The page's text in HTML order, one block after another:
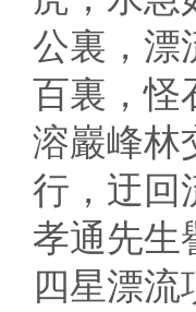
公裏，漂
百裏，怪
溶巖峰林
行，迂回
孝通先生
四星漂流